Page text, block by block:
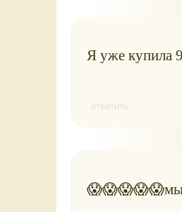
Я уже купила
ответить
😱😱😱😱😱мы